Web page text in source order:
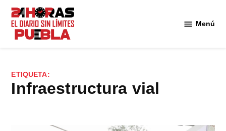
Saltar
contenido
Menú
ETIQUETA:
Infraestructura vial